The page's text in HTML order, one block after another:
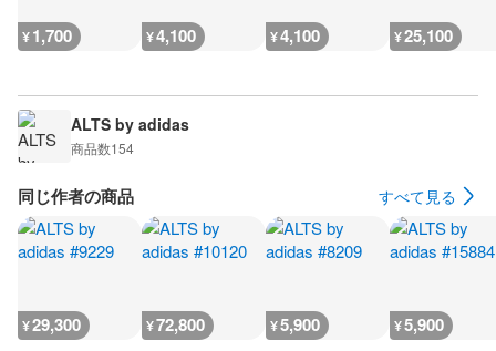
¥1,700 ¥4,100 ¥4,100 ¥25,100
ALTS by adidas
商品数154
同じ作者の商品 すべて見る
¥29,300 ¥72,800 ¥5,900 ¥5,900